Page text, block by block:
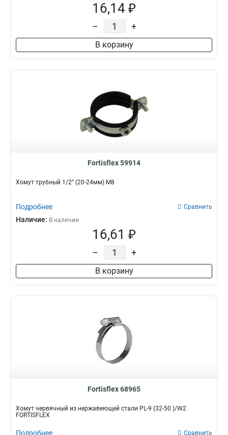
16,14 ₽
– +
В корзину
Fortisflex 59914
Хомут трубный 1/2” (20-24мм) М8
Подробнее Сравнить
Наличие: В наличии
16,61 ₽
– +
В корзину
Fortisflex 68965
Хомут червячный из нержавеющей стали PL-9 (32-50 )/W2
FORTISFLEX
Подробнее Сравнить